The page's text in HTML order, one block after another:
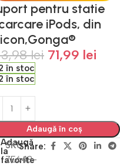
pentru statie
iPods, din
lei 71,99 lei
în stoc
în stoc
Adaugă în coș
Adaugă
la
favorite
SKU
ZE648-
Share: